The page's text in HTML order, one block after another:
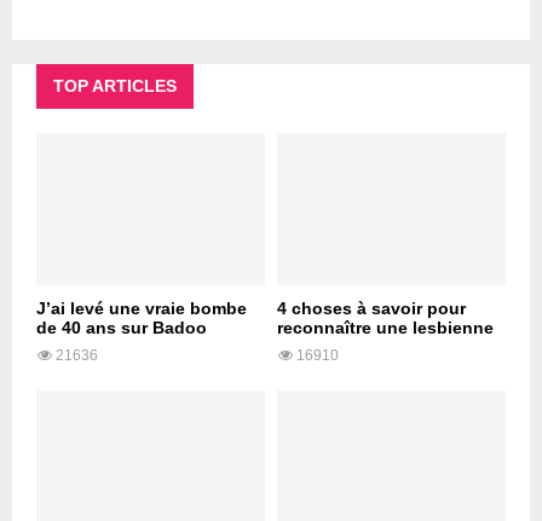
TOP ARTICLES
J’ai levé une vraie bombe
de 40 ans sur Badoo
21636
4 choses à savoir pour
reconnaître une lesbienne
16910